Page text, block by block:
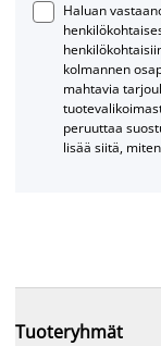
Haluan
kolmannen
mahtavia
peruuttaa
lisää siitä,
Tuoteryhmät